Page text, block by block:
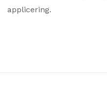
applicering.